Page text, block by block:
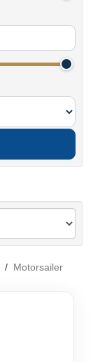
/ Motorsailer